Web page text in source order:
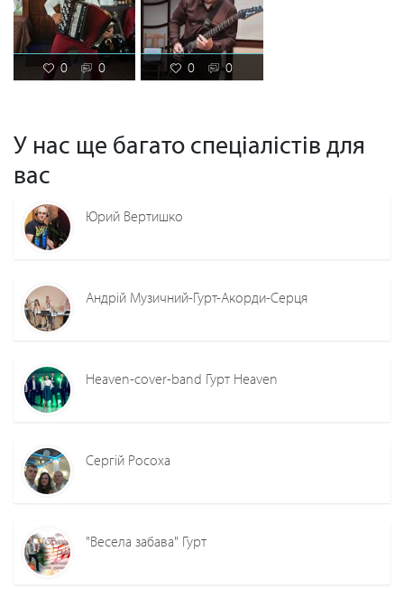
0 0 0 0
У нас ще багато спеціалістів для
вас
Юрий Вертишко
Андрій Музичний-Гурт-Акорди-Серця
Heaven-cover-band Гурт Heaven
Сергій Росоха
"Весела забава" Гурт